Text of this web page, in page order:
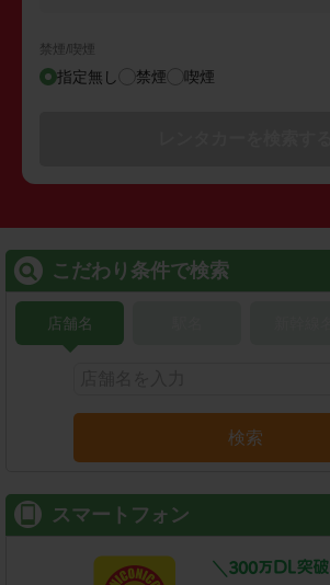
禁煙/喫煙
指定無し 禁煙 喫煙
こだわり条件で検索
店舗名
検索
スマートフォン